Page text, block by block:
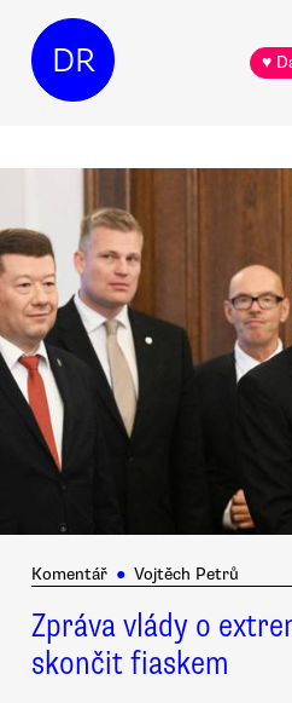
DR ♥
Komentář ● Vojtěch Petrů
Zpráva vlády o
skončit fiaskem